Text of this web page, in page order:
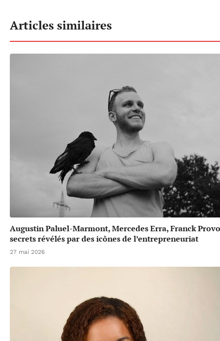
Articles similaires
Augustin Paluel-Marmont, Mercedes Erra, Franck
secrets révélés par des icônes de l’entrepreneuriat
27 mai 2026